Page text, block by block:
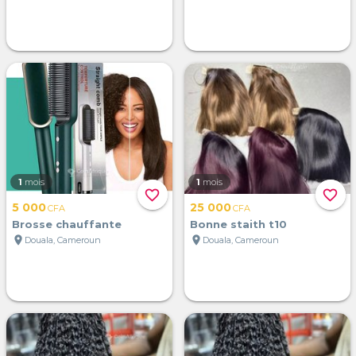
favorite_border
1 mois
5 000CFA
Brosse chauffante
location_on Douala, Cameroun
favorite_border
1 mois
25 000CFA
Bonne staith t10
location_on Douala, Cameroun